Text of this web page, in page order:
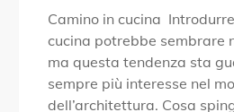
Camino in cucina
cucina potrebbe sembrare
ma questa tendenza sta
sempre più interesse nel
dell’architettura. Cosa